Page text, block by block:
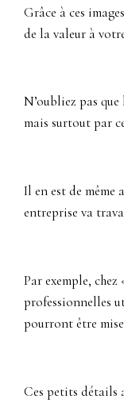
Grâce à ces
de la valeur à
N’oubliez pas
mais surtout par
Il en est de même
entreprise va
Par exemple,
professionnelles
pourront être
Ces petits détails